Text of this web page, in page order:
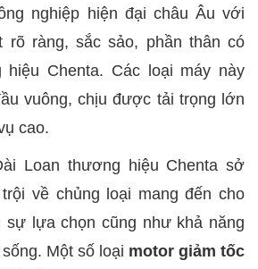
nghiệp hiện đại châu Âu với
rõ ràng, sắc sảo, phần thân có
Chenta. Các loại máy này
vuông, chịu được tải trọng lớn
cao.
Loan thương hiệu Chenta sở
về chủng loại mang đến cho
sự lựa chọn cũng như khả năng
Một số loại motor giảm tốc